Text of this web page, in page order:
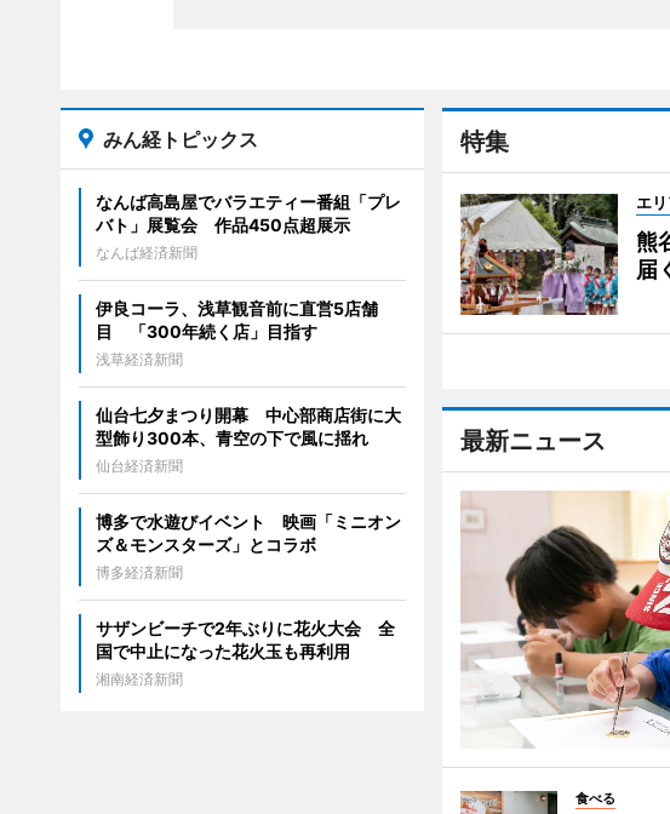
特集
エ
熊
届
最新ニュース
食べる
みん経トピックス
なんば高島屋でバラエティー番組「プレ
バト」展覧会 作品450点超展示
なんば経済新聞
伊良コーラ、浅草観音前に直営5店舗
目 「300年続く店」目指す
浅草経済新聞
仙台七夕まつり開幕 中心部商店街に大
型飾り300本、青空の下で風に揺れ
仙台経済新聞
博多で水遊びイベント 映画「ミニオン
ズ＆モンスターズ」とコラボ
博多経済新聞
サザンビーチで2年ぶりに花火大会 全
国で中止になった花火玉も再利用
湘南経済新聞